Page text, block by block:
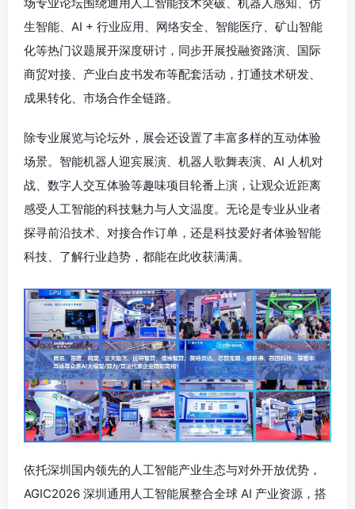
生智能、AI + 行业应用、网络安全、智能医疗、矿山智能
化等热门议题展开深度研讨，同步开展投融资路演、国际
商贸对接、产业白皮书发布等配套活动，打通技术研发、
成果转化、市场合作全链路。
除专业展览与论坛外，展会还设置了丰富多样的互动体验
场景。智能机器人迎宾展演、机器人歌舞表演、AI 人机对
战、数字人交互体验等趣味项目轮番上演，让观众近距离
感受人工智能的科技魅力与人文温度。无论是专业从业者
探寻前沿技术、对接合作订单，还是科技爱好者体验智能
科技、了解行业趋势，都能在此收获满满。
依托深圳国内领先的人工智能产业生态与对外开放优势，
AGIC2026 深圳通用人工智能展整合全球 AI 产业资源，搭